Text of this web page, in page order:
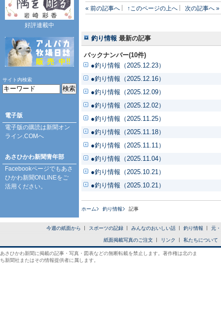
« 前の記事へ ↑このページの上へ 次の記事へ »
釣り情報 最新の記事
バックナンバー(10件)
●釣り情報（2025.12.23）
●釣り情報（2025.12.16）
●釣り情報（2025.12.09）
●釣り情報（2025.12.02）
●釣り情報（2025.11.25）
●釣り情報（2025.11.18）
●釣り情報（2025.11.11）
●釣り情報（2025.11.04）
●釣り情報（2025.10.21）
●釣り情報（2025.10.21）
ホーム 釣り情報 記事
好評連載中
サイト内検索
電子版
電子版の購読は新聞オン
ライン.COMへ
あさひかわ新聞青年部
Facebookページでもあさ
ひかわ新聞ONLINEをご
活用ください。
今週の紙面から スポーツの記録 みんなのおいしい話 釣り情報 元
紙面掲載写真のご注文 リンク 私たちについて
あさひかわ新聞に掲載の記事・写真・図表などの無断転載を禁止します。著作権は北のま
ち新聞社またはその情報提供者に属します。